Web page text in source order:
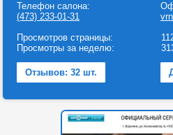
Телефон салона:
(473) 233-01-31
Просмотров страницы:
Просмотры за неделю:
Отзывов: 32 шт.